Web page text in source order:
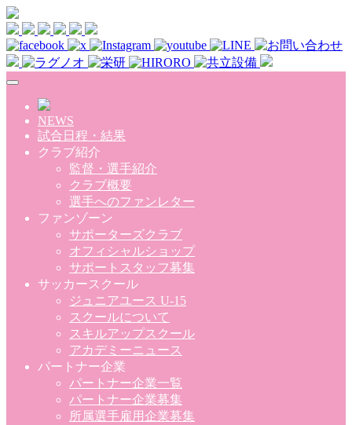
Skip to main content
NEWS
試合日程・結果
クラブ紹介
監督・選手紹介
クラブ概要
選手へのファンレター
ファンゾーン
サポーターズクラブ
オフィシャルショップ
サポートスタッフ募集
サッカースクール
ジュニアユース U-15
スクールについて
スキルアップスクール
アカデミーニュース
パートナー企業
パートナー企業一覧
パートナー企業募集
所属選手雇用企業募集